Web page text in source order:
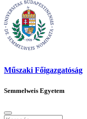
Műszaki Főigazgatóság
Semmelweis Egyetem